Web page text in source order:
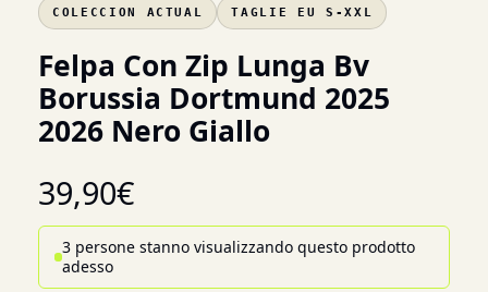
COLECCION ACTUAL TAGLIE EU S-XXL
Felpa Con Zip Lunga Bv
Borussia Dortmund 2025
2026 Nero Giallo
39,90€
3 persone stanno visualizzando questo prodotto
adesso